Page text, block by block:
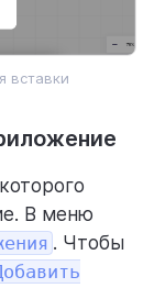
вставки
В меню
. Чтобы